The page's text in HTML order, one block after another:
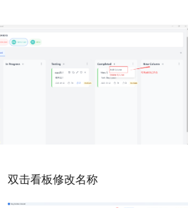
双击看板修改名称